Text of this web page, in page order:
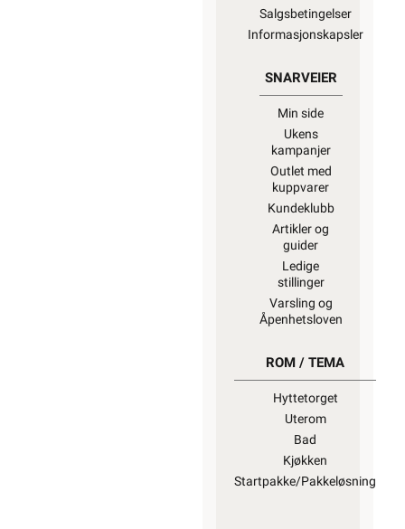
Salgsbetingelser
Informasjonskapsler
SNARVEIER
Min side
Ukens
kampanjer
Outlet med
kuppvarer
Kundeklubb
Artikler og
guider
Ledige
stillinger
Varsling og
Åpenhetsloven
ROM / TEMA
Hyttetorget
Uterom
Bad
Kjøkken
Startpakke/Pakkeløsning